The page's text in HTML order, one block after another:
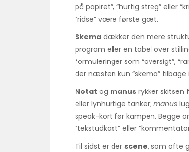
på papiret”, “hurtig streg” eller
“ridse” være første gæt.
Skema dækker den mere
program eller en tabel over
formuleringer som “oversigt”,
der næsten kun “skema” tilbage
Notat og manus rykker skitsen
eller lynhurtige tanker; manus
speak-kort før kampen. Begge
“tekstudkast” eller
Til sidst er der scene, som ofte